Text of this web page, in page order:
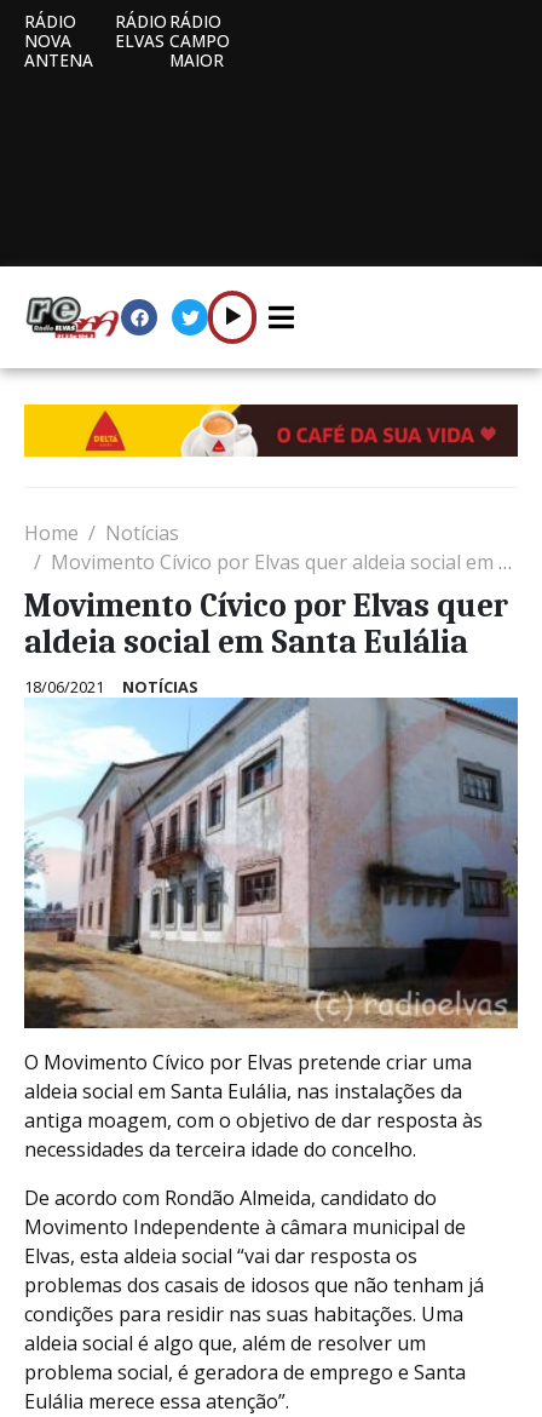
RÁDIO
NOVA
ANTENA
RÁDIO
ELVAS
RÁDIO
CAMPO
MAIOR
Home
Notícias
Movimento Cívico por Elvas quer aldeia social em Santa Eulália
Movimento Cívico por Elvas quer
aldeia social em Santa Eulália
18/06/2021 NOTÍCIAS
O Movimento Cívico por Elvas pretende criar uma
aldeia social em Santa Eulália, nas instalações da
antiga moagem, com o objetivo de dar resposta às
necessidades da terceira idade do concelho.
De acordo com Rondão Almeida, candidato do
Movimento Independente à câmara municipal de
Elvas, esta aldeia social “vai dar resposta os
problemas dos casais de idosos que não tenham já
condições para residir nas suas habitações. Uma
aldeia social é algo que, além de resolver um
problema social, é geradora de emprego e Santa
Eulália merece essa atenção”.